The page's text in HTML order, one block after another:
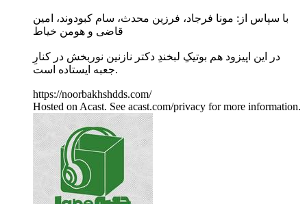
با سپاس از: مونا فرجاد، فرزین محدث، سام کبودوند، امین
قاضی و هومن خیاط
در این اپیزود هم بوتیکِ لبخندِ دکتر نازنین نوربخش در کنارِ
جعبه ایستاده است.
https://noorbakhshdds.com/
Hosted on Acast. See acast.com/privacy for more information.